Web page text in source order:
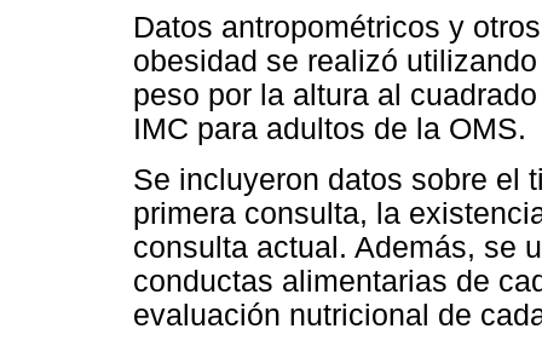
Datos antropométricos y
obesidad se realizó
peso por la altura al
IMC para adultos de la OMS.
Se incluyeron datos sobre el
primera consulta, la
consulta actual. Además, se
conductas alimentarias de
evaluación nutricional de